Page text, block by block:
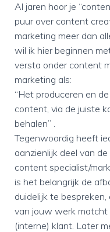
Al jaren hoor je
puur over content
marketing meer dan
wil ik hier beginnen
versta onder content
marketing als:
“Het produceren en
content, via de juiste
behalen” .
Tegenwoordig heeft
aanzienlijk deel van
content specialist/
is het belangrijk de
duidelijk te
van jouw werk
(interne) klant. Later